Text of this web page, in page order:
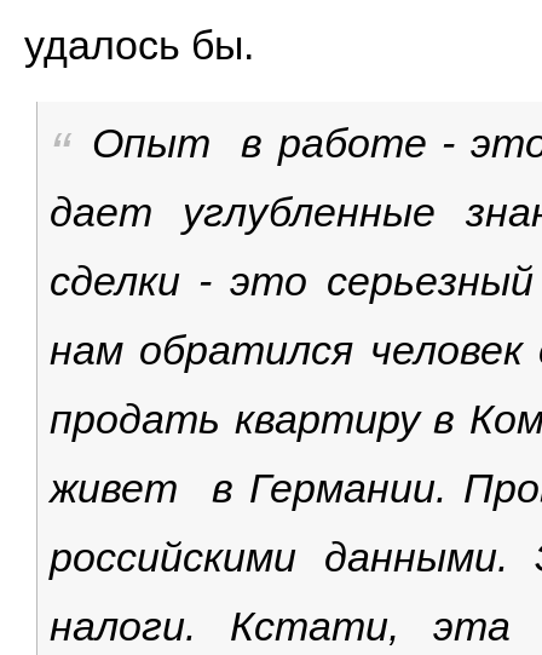
удалось бы.
Опыт в работе - это
дает углубленные
сделки - это
нам обратился
продать квартиру в
живет в Германии.
российскими
налоги. Кстати, эта